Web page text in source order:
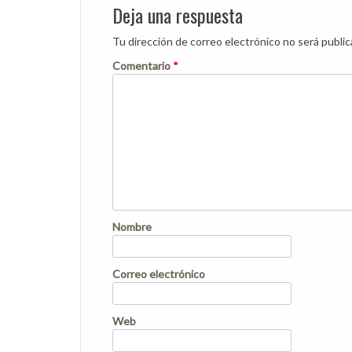
Deja una respuesta
Tu dirección de correo electrónico no será
Comentario *
Nombre
Correo electrónico
Web